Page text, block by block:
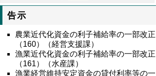
告示
農業近代化資金の利子補給率の一部改正
（160）（経営支援課）
漁業近代化資金の利子補給率の一部改正
（161）（水産課）
漁業経営維持安定資金の貸付利率等の一